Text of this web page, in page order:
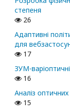
степеня
26
Адаптивні
для
17
ЗУМ-
16
Аналіз
15